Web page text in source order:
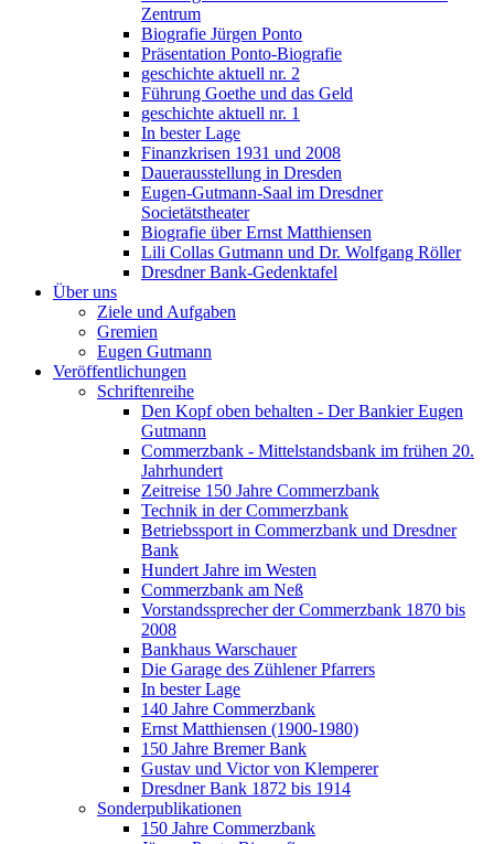
Zentrum
Biografie Jürgen Ponto
Präsentation Ponto-Biografie
geschichte aktuell nr. 2
Führung Goethe und das Geld
geschichte aktuell nr. 1
In bester Lage
Finanzkrisen 1931 und 2008
Dauerausstellung in Dresden
Eugen-Gutmann-Saal im Dresdner
Societätstheater
Biografie über Ernst Matthiensen
Lili Collas Gutmann und Dr. Wolfgang Röller
Dresdner Bank-Gedenktafel
Über uns
Ziele und Aufgaben
Gremien
Eugen Gutmann
Veröffentlichungen
Schriftenreihe
Den Kopf oben behalten - Der Bankier Eugen
Gutmann
Commerzbank - Mittelstandsbank im frühen 20.
Jahrhundert
Zeitreise 150 Jahre Commerzbank
Technik in der Commerzbank
Betriebssport in Commerzbank und Dresdner
Bank
Hundert Jahre im Westen
Commerzbank am Neß
Vorstandssprecher der Commerzbank 1870 bis
2008
Bankhaus Warschauer
Die Garage des Zühlener Pfarrers
In bester Lage
140 Jahre Commerzbank
Ernst Matthiensen (1900-1980)
150 Jahre Bremer Bank
Gustav und Victor von Klemperer
Dresdner Bank 1872 bis 1914
Sonderpublikationen
150 Jahre Commerzbank